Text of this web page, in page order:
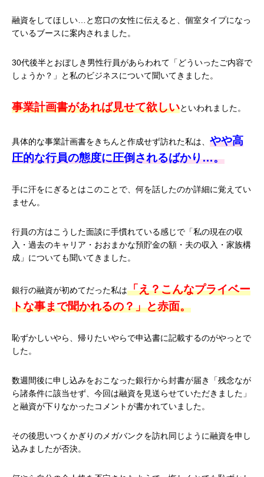
融資をしてほしい…と窓口の女性に伝えると、個室タイプになっ
ているブースに案内されました。
30代後半とおぼしき男性行員があらわれて「どういったご内容で
しょうか？」と私のビジネスについて聞いてきました。
事業計画書があれば見せて欲しいといわれました。
具体的な事業計画書をきちんと作成せず訪れた私は、 やや高
圧的な行員の態度に圧倒されるばかり…。
手に汗をにぎるとはこのことで、何を話したのか詳細に覚えてい
ません。
行員の方はこうした面談に手慣れている感じで「私の現在の収
入・過去のキャリア・おおまかな預貯金の額・夫の収入・家族構
成」についても聞いてきました。
銀行の融資が初めてだった私は「え？こんなプライベー
トな事まで聞かれるの？」と赤面。
恥ずかしいやら、帰りたいやらで申込書に記載するのがやっとで
した。
数週間後に申し込みをおこなった銀行から封書が届き「残念なが
ら諸条件に該当せず、今回は融資を見送らせていただきました」
と融資が下りなかったコメントが書かれていました。
その後思いつくかぎりのメガバンクを訪れ同じように融資を申し
込みましたが否決。